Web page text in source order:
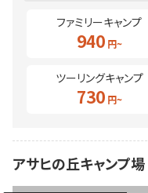
ファミリーキャンプ
940
ツーリングキャンプ
730
アサヒの丘キャンプ場